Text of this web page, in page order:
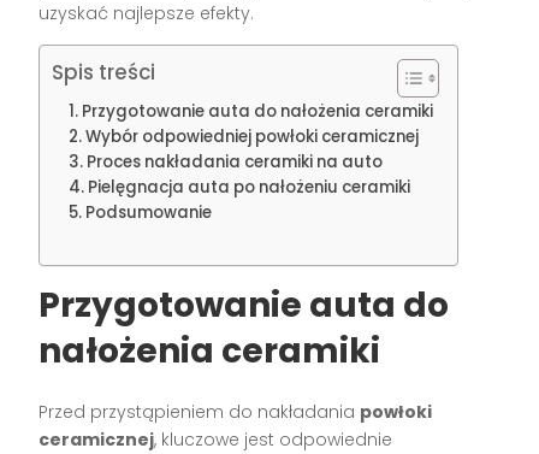
uzyskać najlepsze efekty.
Spis treści
Przygotowanie auta do nałożenia ceramiki
Wybór odpowiedniej powłoki ceramicznej
Proces nakładania ceramiki na auto
Pielęgnacja auta po nałożeniu ceramiki
Podsumowanie
Przygotowanie auta do
nałożenia ceramiki
Przed przystąpieniem do nakładania powłoki
ceramicznej, kluczowe jest odpowiednie